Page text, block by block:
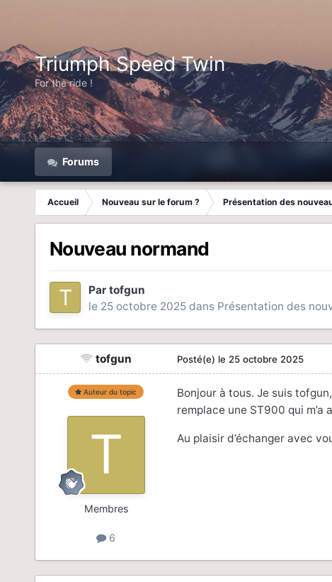
Triumph Speed Twin
For the ride !
Forums
Accueil Nouveau sur le forum ? Présentation des
Nouveau normand
Par tofgun
le 25 octobre 2025dans Présentation des
tofgun
Auteur du topic
Membres
6
Posté(e) le 25 octobre 2025
Bonjour à tous. Je suis
remplace une ST900 qui
Au plaisir d’échanger avec